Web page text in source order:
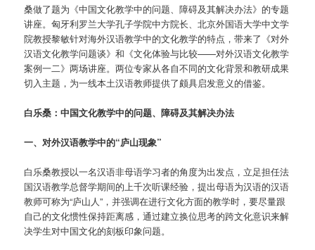
桑做了题为《中国文化教学中的问题、障碍及其解决办法》的专题
讲座。匈牙利罗兰大学孔子学院中方院长、北京外国语大学中文学
院教授黎敏针对海外汉语教学中的文化教学的特点，带来了《对外
汉语文化教学问题谈》和《文化体验与比较——对外汉语文化教学
案例一二》两场讲座。两位专家从各自不同的文化背景和教研成果
切入主题，为一线本土汉语教师提供了颇具启发意义的借鉴。
白乐桑：中国文化教学中的问题、障碍及其解决办法
一、对外汉语教学中的“庐山现象”
白乐桑教授以一名汉语非母语学习者的角度为出发点，立足担任法
国汉语教学总督学期间的上千次听课经验，提出母语为汉语的汉语
教师可称为“庐山人”，并强调在进行文化方面的教学时，要尽量跟
自己的文化惯性保持距离感，通过建立换位思考的跨文化意识来解
决学生对中国文化的刻板印象问题。